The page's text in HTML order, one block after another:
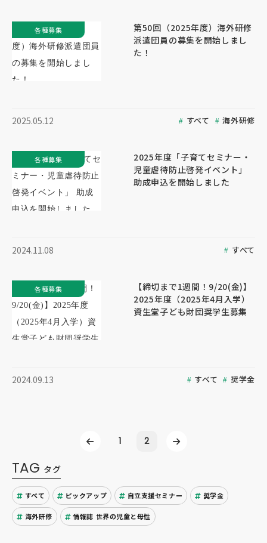
第50回（2025年度）海外研修
派遣団員の募集を開始しまし
た！
2025.05.12 すべて 海外研修
各種募集
2025年度「子育てセミナー・
児童虐待防止啓発イベント」
助成申込を開始しました
2024.11.08 すべて
各種募集
【締切まで1週間！9/20(金)】
2025年度（2025年4月入学）
資生堂子ども財団奨学生募集
2024.09.13 すべて 奨学金
各種募集
1 2
TAG タグ
すべて ピックアップ 自立支援セミナー 奨学金
海外研修 情報誌 世界の児童と母性